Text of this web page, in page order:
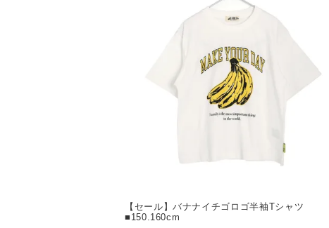
【セール】バナナイチゴロゴ半袖Tシャツ
■150.160cm